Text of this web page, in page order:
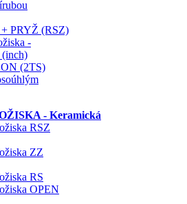
PRYŽ (RSZ)
-
(2TS)
- Keramická
RSZ
ZZ
RS
OPEN